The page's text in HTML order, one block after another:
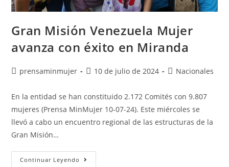
Gran Misión Venezuela Mujer
avanza con éxito en Miranda
prensaminmujer 10 de julio de 2024 Nacionales
En la entidad se han constituido 2.172 Comités con 9.807
mujeres (Prensa MinMujer 10-07-24). Este miércoles se
llevó a cabo un encuentro regional de las estructuras de la
Gran Misión…
Continuar Leyendo